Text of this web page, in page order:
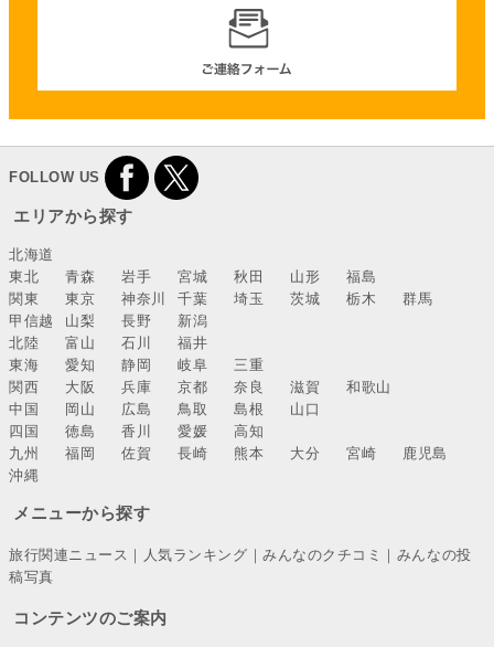
FOLLOW US
エリアから探す
北海道
東北
青森 岩手 宮城 秋田 山形
福島
関東
東京 神奈川 千葉 埼玉 茨城 栃木
群馬
甲信越
山梨 長野
新潟
北陸
富山 石川
福井
東海
愛知 静岡 岐阜
三重
関西
大阪 兵庫 京都 奈良 滋賀
和歌山
中国
岡山 広島 鳥取 島根
山口
四国
徳島 香川 愛媛
高知
九州
福岡 佐賀 長崎 熊本 大分 宮崎
鹿児島
沖縄
メニューから探す
旅行関連ニュース ｜ 人気ランキング ｜みんなのクチコミ ｜ みんなの投
稿写真
コンテンツのご案内